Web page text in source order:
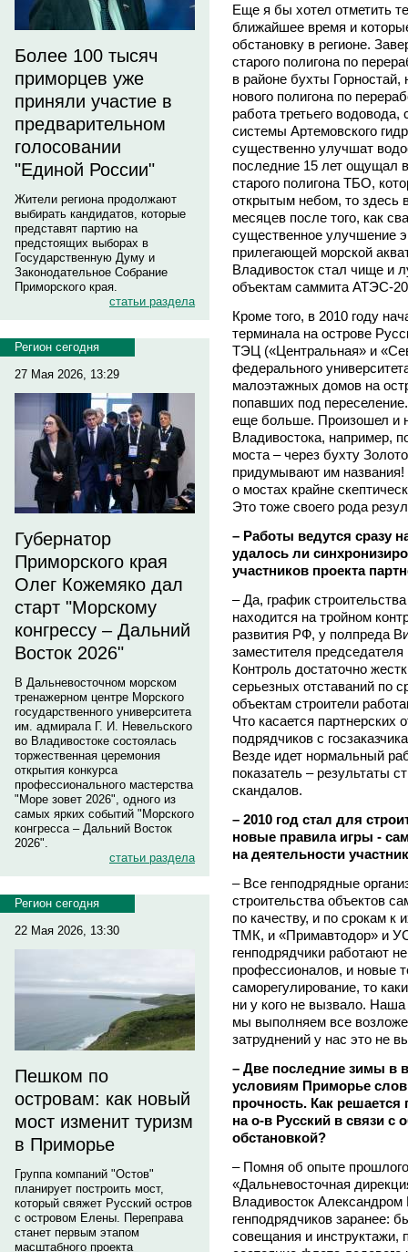
Более 100 тысяч
приморцев уже
приняли участие в
предварительном
голосовании
"Единой России"
Жители региона продолжают
выбирать кандидатов, которые
представят партию на
предстоящих выборах в
Государственную Думу и
Законодательное Собрание
Приморского края.
статьи раздела
Регион сегодня
27 Мая 2026, 13:29
Губернатор
Приморского края
Олег Кожемяко дал
старт "Морскому
конгрессу – Дальний
Восток 2026"
В Дальневосточном морском
тренажерном центре Морского
государственного университета
им. адмирала Г. И. Невельского
во Владивостоке состоялась
торжественная церемония
открытия конкурса
профессионального мастерства
"Море зовет 2026", одного из
самых ярких событий "Морского
конгресса – Дальний Восток
2026".
статьи раздела
Регион сегодня
22 Мая 2026, 13:30
Пешком по
островам: как новый
мост изменит туризм
в Приморье
Группа компаний "Остов"
планирует построить мост,
который свяжет Русский остров
с островом Елены. Переправа
станет первым этапом
масштабного проекта
Еще я бы хотел отметить
ближайшее время и
обстановку в регионе.
старого полигона по
в районе бухты Горностай,
нового полигона по
работа третьего
системы Артемовского
существенно улучшат
последние 15 лет ощущал
старого полигона ТБО,
открытым небом, то здесь
месяцев после того, как
существенное улучшение
прилегающей морской
Владивосток стал чище и
объектам саммита АТЭС-
Кроме того, в 2010 году
терминала на острове
ТЭЦ («Центральная» и
федерального
малоэтажных домов на
попавших под
еще больше. Произошел и
Владивостока, например,
моста – через бухту
придумывают им
о мостах крайне
Это тоже своего рода
– Работы ведутся сразу
удалось ли
участников проекта
– Да, график
находится на тройном
развития РФ, у полпреда
заместителя
Контроль достаточно
серьезных отставаний по
объектам строители
Что касается
подрядчиков с
Везде идет нормальный
показатель – результаты
скандалов.
– 2010 год стал для
новые правила игры -
на деятельности
– Все генподрядные
строительства объектов
по качеству, и по срокам к
ТМК, и «Примавтодор» и
генподрядчики работают
профессионалов, и новые
саморегулирование, то
ни у кого не вызвало.
мы выполняем все
затруднений у нас это не
– Две последние зимы в
условиям Приморье
прочность. Как
на о-в Русский в связи
обстановкой?
– Помня об опыте
«Дальневосточная
Владивосток
генподрядчиков заранее:
совещания и инструктажи,